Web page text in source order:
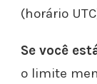
(horário
Se você
o limite